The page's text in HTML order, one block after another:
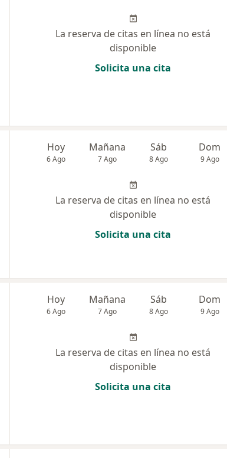
La reserva de citas en línea no está
disponible
Solicita una cita
Hoy
6 Ago
Mañana
7 Ago
Sáb
8 Ago
Dom
9 Ago
La reserva de citas en línea no está
disponible
Solicita una cita
Hoy
6 Ago
Mañana
7 Ago
Sáb
8 Ago
Dom
9 Ago
La reserva de citas en línea no está
disponible
Solicita una cita